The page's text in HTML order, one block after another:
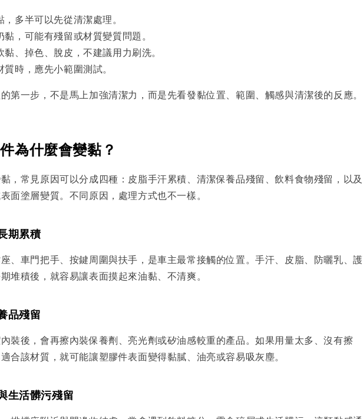
，多半可以先從清潔處理。
黏，可能有殘留或材質變質問題。
黏、掉色、脫皮，不建議用力刷洗。
質時，應先小範圍測試。
第一步，不是馬上加強清潔力，而是先看發黏位置、範圍、觸感與清潔後的反應。
為什麼會變黏？
，常見原因可以分成四種：皮脂手汗累積、清潔保養品殘留、飲料食物殘留，以及
面塗層變質。不同原因，處理方式也不一樣。
期累積
、車門把手、按鍵周圍與扶手，是車主最常接觸的位置。手汗、皮脂、防曬乳、護
堆積後，就容易讓表面摸起來油黏、不清爽。
品殘留
裝後，會再擦內裝保養劑、亮光劑或矽油感較重的產品。如果用量太多、沒有擦
合該材質，就可能讓塑膠件表面變得黏膩、油亮或容易吸灰塵。
生活髒污殘留